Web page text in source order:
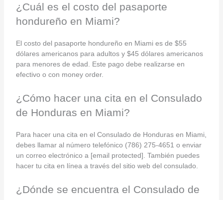
¿Cuál es el costo del pasaporte
hondureño en Miami?
El costo del pasaporte hondureño en Miami es de $55
dólares americanos para adultos y $45 dólares americanos
para menores de edad. Este pago debe realizarse en
efectivo o con money order.
¿Cómo hacer una cita en el Consulado
de Honduras en Miami?
Para hacer una cita en el Consulado de Honduras en Miami,
debes llamar al número telefónico (786) 275-4651 o enviar
un correo electrónico a [email protected]. También puedes
hacer tu cita en línea a través del sitio web del consulado.
¿Dónde se encuentra el Consulado de